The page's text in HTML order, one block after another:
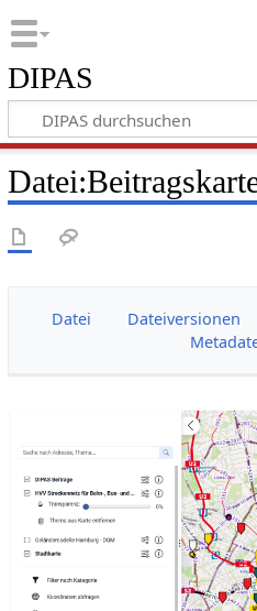
DIPAS
Datei Dateiversionen